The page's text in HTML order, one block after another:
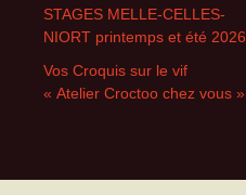
STAGES MELLE-CELLES-
NIORT printemps et été 2026
Vos Croquis sur le vif
« Atelier Croctoo chez vous »